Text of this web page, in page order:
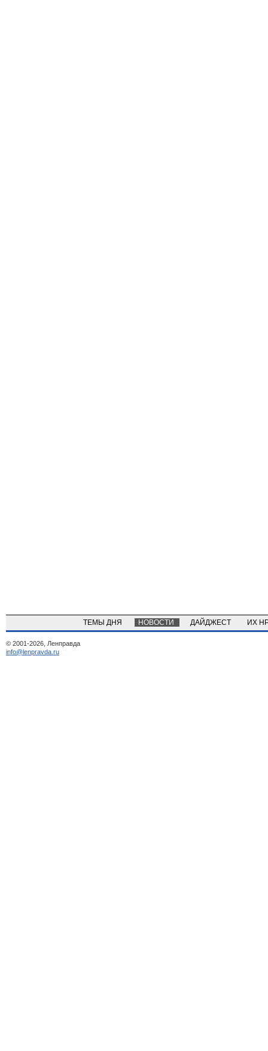
ТЕМЫ ДНЯ НОВОСТИ ДАЙДЖЕСТ ИХ
© 2001-2026, Ленправда
info@lenpravda.ru